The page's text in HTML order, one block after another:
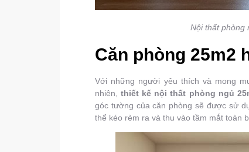
Nội thất phòng
Căn phòng 25m2
Với những người yêu thích và mong
nhiên,thiết kế nội thất phòng ngủ
góc tường của căn phòng sẽ được sử
thể kéo rèm ra và thu vào tầm mắt toàn